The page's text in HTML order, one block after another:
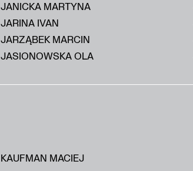
JANICKA MARTYNA
JARINA IVAN
JARZĄBEK MARCIN
JASIONOWSKA OLA
KAUFMAN MACIEJ